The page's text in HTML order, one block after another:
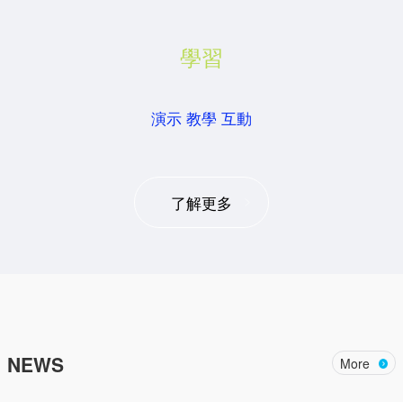
學習
演示 教學 互動
了解更多
NEWS More